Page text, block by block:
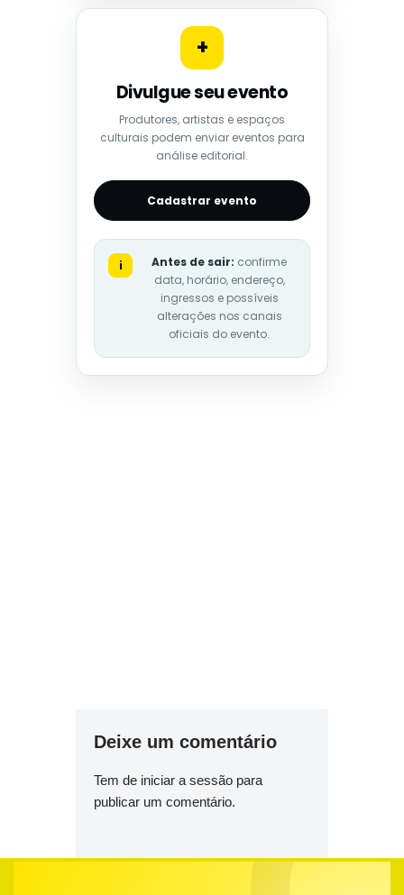
+
Divulgue seu evento
Produtores, artistas e espaços
culturais podem enviar eventos para
análise editorial.
Cadastrar evento
i Antes de sair: confirme
data, horário, endereço,
ingressos e possíveis
alterações nos canais
oficiais do evento.
Deixe um comentário
Tem de iniciar a sessão para
publicar um comentário.